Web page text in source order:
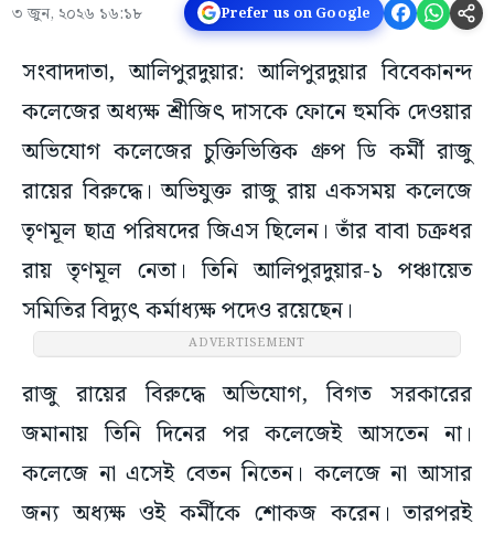
৩ জুন, ২০২৬ ১৬:১৮ Prefer us on Google
সংবাদদাতা, আলিপুরদুয়ার: আলিপুরদুয়ার বিবেকানন্দ
কলেজের অধ্যক্ষ শ্রীজিৎ দাসকে ফোনে হুমকি দেওয়ার
অভিযোগ কলেজের চুক্তিভিত্তিক গ্রুপ ডি কর্মী রাজু
রায়ের বিরুদ্ধে। অভিযুক্ত রাজু রায় একসময় কলেজে
তৃণমূল ছাত্র পরিষদের জিএস ছিলেন। তাঁর বাবা চক্রধর
রায় তৃণমূল নেতা। তিনি আলিপুরদুয়ার-১ পঞ্চায়েত
সমিতির বিদ্যুৎ কর্মাধ্যক্ষ পদেও রয়েছেন।
ADVERTISEMENT
রাজু রায়ের বিরুদ্ধে অভিযোগ, বিগত সরকারের
জমানায় তিনি দিনের পর কলেজেই আসতেন না।
কলেজে না এসেই বেতন নিতেন। কলেজে না আসার
জন্য অধ্যক্ষ ওই কর্মীকে শোকজ করেন। তারপরই